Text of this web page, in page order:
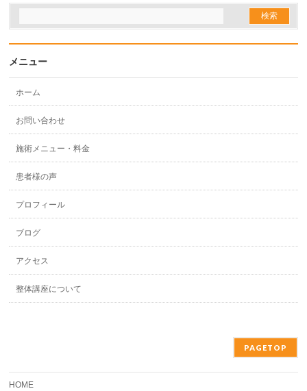
メニュー
ホーム
お問い合わせ
施術メニュー・料金
患者様の声
プロフィール
ブログ
アクセス
整体講座について
PAGETOP
HOME